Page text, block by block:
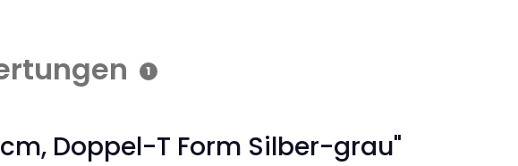
1
Doppel-T Form Silber-grau"